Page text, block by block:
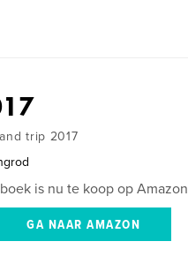
trip 2017
is nu te koop op Amazon
GA NAAR AMAZON